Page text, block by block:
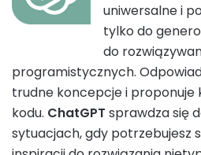
uniwersalne i
tylko do
do
programistycznych.
trudne koncepcje i proponuje
kodu. ChatGPT sprawdza się
sytuacjach, gdy potrzebujesz